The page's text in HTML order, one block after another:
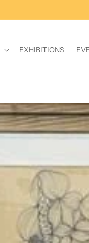
EXHIBITIONS